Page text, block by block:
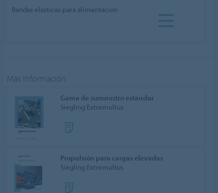
Bandas elásticas para alimentación
Más información
Gama de suministro estándar
Siegling Extremultus
Propulsión para cargas elevadas
Siegling Extremultus